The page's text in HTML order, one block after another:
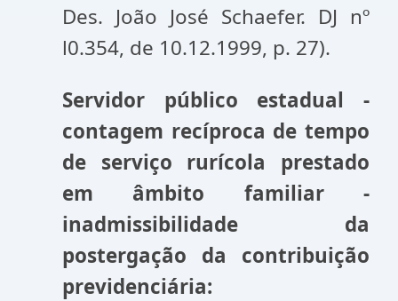
Des. João José Schaefer. DJ nº
l0.354, de 10.12.1999, p. 27).
Servidor público estadual -
contagem recíproca de tempo
de serviço rurícola prestado
em âmbito familiar -
inadmissibilidade da
postergação da contribuição
previdenciária: